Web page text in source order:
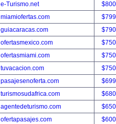
e-Turismo.net
miamiofertas.com
guiacaracas.com
ofertasmexico.com
ofertasmiami.com
tuvacacion.com
pasajesenoferta.com
turismosudafrica.com
agentedeturismo.com
ofertapasajes.com